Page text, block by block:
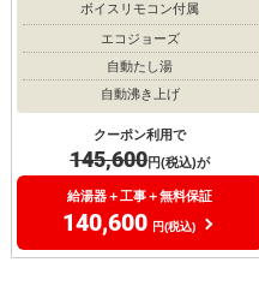
ボイスリモコン付属
エコジョーズ
自動たし湯
自動沸き上げ
クーポン利用で
145,600円(税込)が
給湯器＋工事＋無料保証
140,600 円(税込)